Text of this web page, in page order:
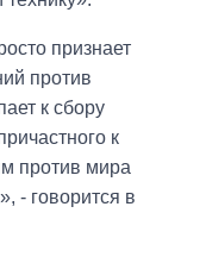
признает
против
к сбору
к
против мира
- говорится в